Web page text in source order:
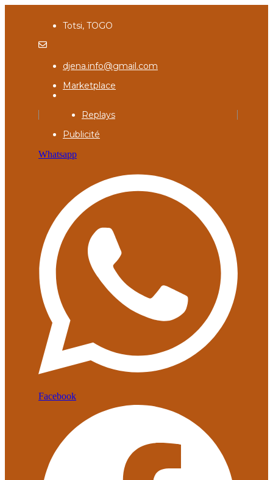
Totsi, TOGO
djena.info@gmail.com
Marketplace
Replays
Publicité
Whatsapp
Facebook